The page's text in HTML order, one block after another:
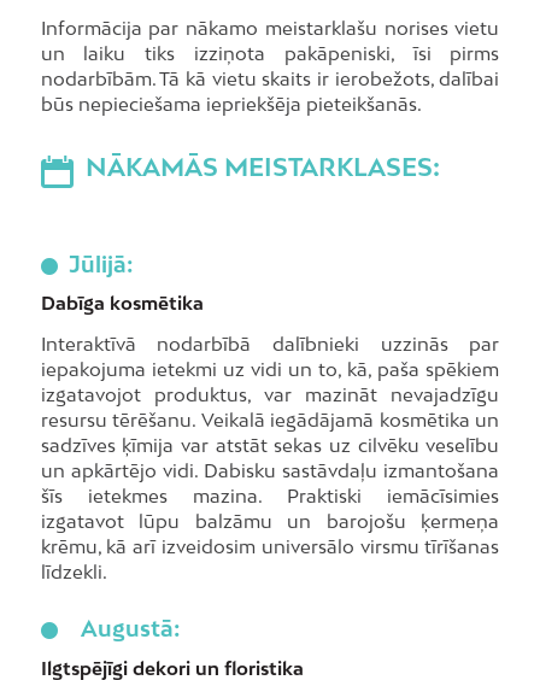
Informācija par nākamo meistarklašu norises vietu
un laiku tiks izziņota pakāpeniski, īsi pirms
nodarbībām. Tā kā vietu skaits ir ierobežots, dalībai
būs nepieciešama iepriekšēja pieteikšanās.
NĀKAMĀS MEISTARKLASES:
Jūlijā:
Dabīga kosmētika
Interaktīvā nodarbībā dalībnieki uzzinās par
iepakojuma ietekmi uz vidi un to, kā, paša spēkiem
izgatavojot produktus, var mazināt nevajadzīgu
resursu tērēšanu. Veikalā iegādājamā kosmētika un
sadzīves ķīmija var atstāt sekas uz cilvēku veselību
un apkārtējo vidi. Dabisku sastāvdaļu izmantošana
šīs ietekmes mazina. Praktiski iemācīsimies
izgatavot lūpu balzāmu un barojošu ķermeņa
krēmu, kā arī izveidosim universālo virsmu tīrīšanas
līdzekli.
Augustā:
Ilgtspējīgi dekori un floristika